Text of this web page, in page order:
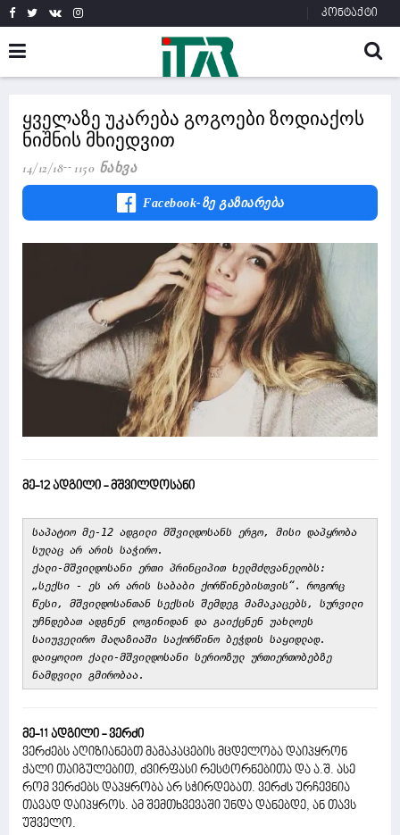
კონტაქტი
ყველაზე უკარება გოგოები ზოდიაქოს
ნიშნის მხიედვით
14/12/18 1150 Ნახვა
Facebook-Ზე Გაზიარება
მე-12 ადგილი - მშვილდოსანი
საპატიო მე-12 ადგილი მშვილდოსანს ერგო, მისი დაპყრობა
სულაც არ არის საჭირო.
ქალი-მშვილდოსანი ერთი პრინციპით ხელმძღვანელობს:
„სექსი - ეს არ არის საბაბი ქორწინებისთვის“. როგორც
წესი, მშვილდოსანთან სექსის შემდეგ მამაკაცებს, სურვილი
უჩნდებათ ადგნენ ლოგინიდან და გაიქცნენ უახლოეს
საიუველირო მაღაზიაში საქორწინო ბეჭდის საყიდლად.
დაიყოლიო ქალი-მშვილდოსანი სერიოზულ ურთიერთობებზე
ნამდვილი გმირობაა.
მე-11 ადგილი - ვერძი
ვერძებს აღიზიანებთ მამაკაცების მცდელობა დაიპყრონ
ქალი თაიგულებით, ძვირფასი რესტორნებითა და ა.შ. ასე
რომ ვერძებს დაპყრობა არ სჭირდებათ. ვერძს ურჩევნია
თავად დაიპყროს. ამ შემთხვევაში უნდა დანებდე, ან თავს
უშველო.